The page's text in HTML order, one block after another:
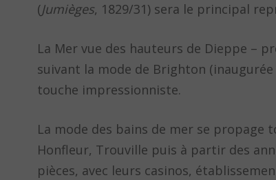
(Jumièges, 1829/31) sera le principal
La Mer vue des hauteurs de Dieppe –
suivant la mode de Brighton
touche impressionniste.
La mode des bains de mer se propage
Honfleur, Trouville puis à partir des
pièces, avec leurs casinos,